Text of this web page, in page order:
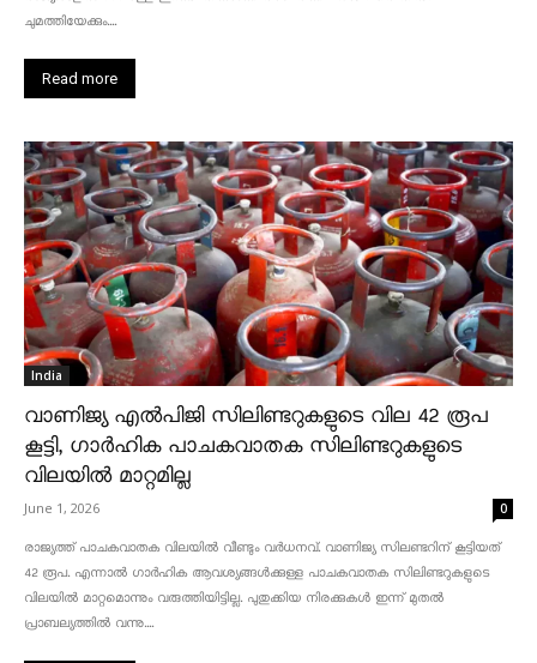
ചുമത്തിയേക്കും....
Read more
India
വാണിജ്യ എൽപിജി സിലിണ്ടറുകളുടെ വില 42 രൂപ
കൂട്ടി, ഗാർഹിക പാചകവാതക സിലിണ്ടറുകളുടെ
വിലയിൽ മാറ്റമില്ല
June 1, 2026 0
രാജ്യത്ത് പാചകവാതക വിലയിൽ വീണ്ടും വർധനവ്. വാണിജ്യ സിലണ്ടറിന് കൂട്ടിയത്
42 രൂപ. എന്നാൽ ഗാർഹിക ആവശ്യങ്ങൾക്കുള്ള പാചകവാതക സിലിണ്ടറുകളുടെ
വിലയിൽ മാറ്റമൊന്നും വരുത്തിയിട്ടില്ല. പുതുക്കിയ നിരക്കുകൾ ഇന്ന് മുതൽ
പ്രാബല്യത്തിൽ വന്നു....